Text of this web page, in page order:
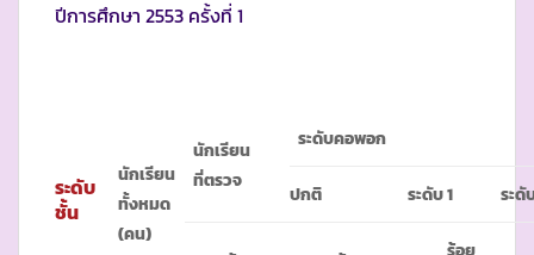
ปีการศึกษา 2553 ครั้งที่ 1
ระดับ
ชั้น
นักเรียน
ทั้งหมด
(คน)
นักเรียน
ที่ตรวจ
ระดับคอพอก
ปกติ ระดับ1 ระ